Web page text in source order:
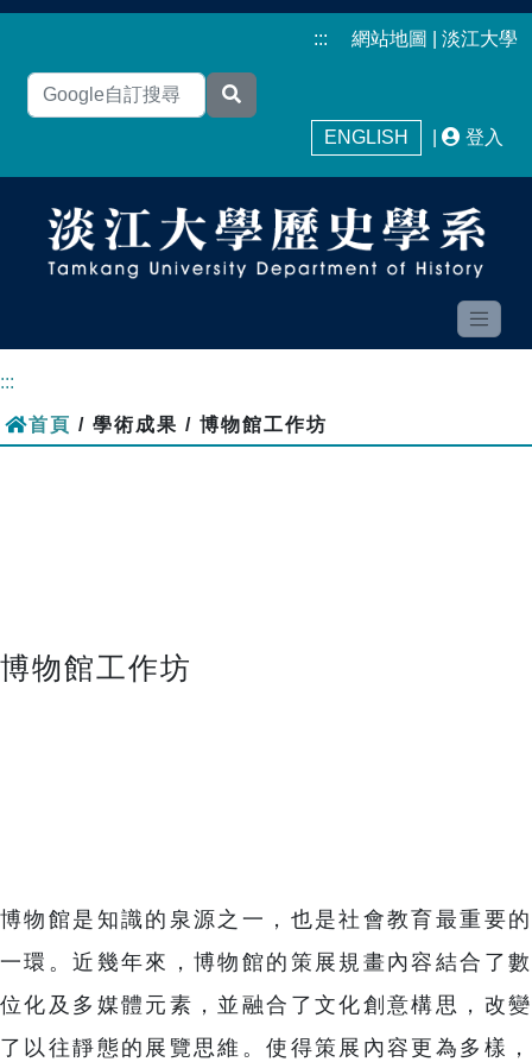
::: 網站地圖 淡江大學
ENGLISH 登入
:::
首頁 / 學術成果 / 博物館工作坊
博物館工作坊
博物館是知識的泉源之一，也是社會教育最重要的
一環。近幾年來，博物館的策展規畫內容結合了數
位化及多媒體元素，並融合了文化創意構思，改變
了以往靜態的展覽思維。使得策展內容更為多樣，